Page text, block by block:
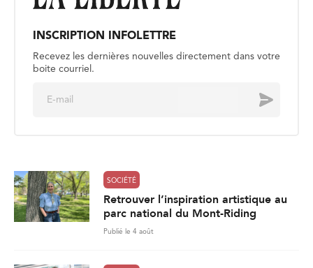
INSCRIPTION INFOLETTRE
Recevez les dernières nouvelles directement dans votre
boite courriel.
Envoyer
SOCIÉTÉ
Retrouver l’inspiration artistique au
parc national du Mont-Riding
Publié le 4 août